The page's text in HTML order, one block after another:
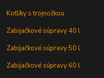
Kotlíky s trojnožkou
Zabijačkové súpravy 40 l
Zabijačkové súpravy 50 l
Zabijačkové súpravy 60 l